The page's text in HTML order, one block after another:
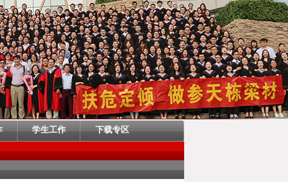
学生工作 下载专区